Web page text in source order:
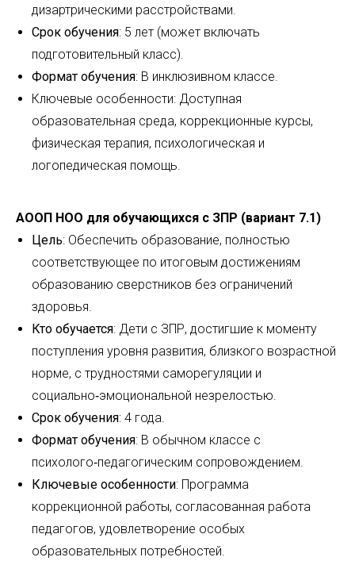
дизартрическими расстройствами.
Срок обучения: 5 лет (может включать
подготовительный класс).
Формат обучения: В инклюзивном классе.
Ключевые особенности: Доступная
образовательная среда, коррекционные курсы,
физическая терапия, психологическая и
логопедическая помощь.
АООП НОО для обучающихся с ЗПР (вариант 7.1)
Цель: Обеспечить образование, полностью
соответствующее по итоговым достижениям
образованию сверстников без ограничений
здоровья.
Кто обучается: Дети с ЗПР, достигшие к моменту
поступления уровня развития, близкого возрастной
норме, с трудностями саморегуляции и
социально‑эмоциональной незрелостью.
Срок обучения: 4 года.
Формат обучения: В обычном классе с
психолого‑педагогическим сопровождением.
Ключевые особенности: Программа
коррекционной работы, согласованная работа
педагогов, удовлетворение особых
образовательных потребностей.